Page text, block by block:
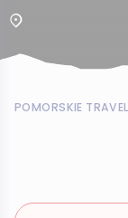
POMORSKIE TRAVEL